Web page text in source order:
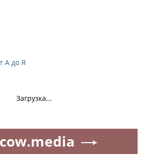
А до Я
Загрузка...